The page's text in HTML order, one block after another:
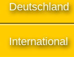
Deutschland
International